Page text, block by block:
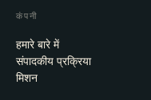
कंपनी
हमारे बारे में
संपादकीय प्रक्रिया
मिशन